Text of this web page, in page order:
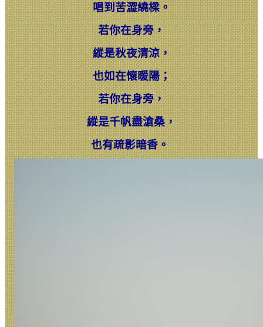
唱到苦澀繞樑。
若你在身旁，
縱是秋夜清涼，
也如在懷暖陽；
若你在身旁，
縱是千帆盡滄桑，
也有疏影暗香。